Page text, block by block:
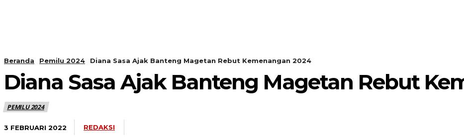
Beranda Pemilu 2024 Diana Sasa Ajak Banteng Magetan Rebut Kemenangan 2024
Diana Sasa Ajak Banteng Magetan Rebut
PEMILU 2024
3 FEBRUARI 2022 REDAKSI